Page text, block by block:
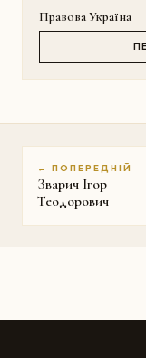
Правова Україна
← ПОПЕРЕДНІЙ
Зварич Ігор
Теодорович